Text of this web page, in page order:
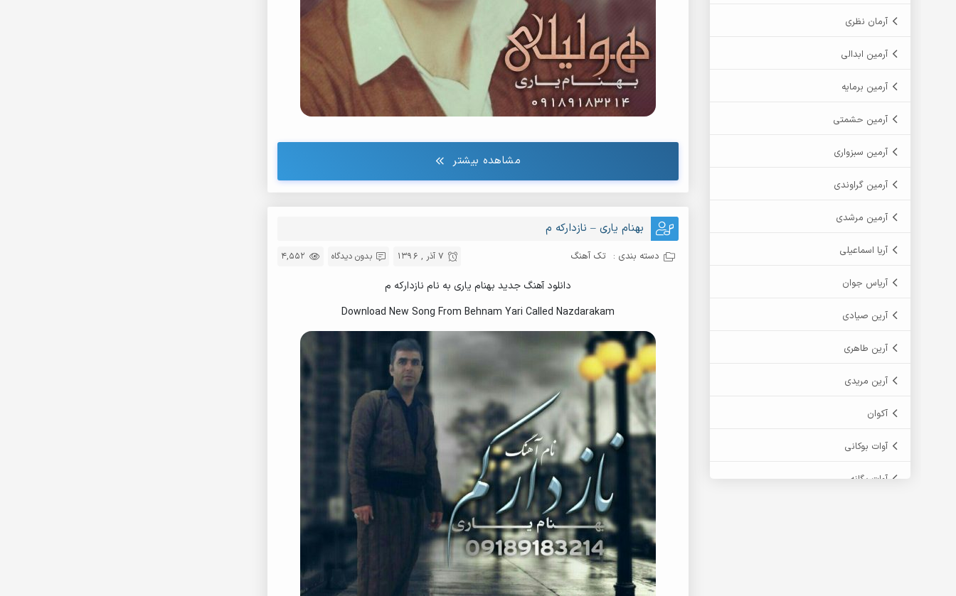
آرمان نظری
آرمین ابدالی
آرمین برمایه
آرمین حشمتی
آرمین سبزواری
آرمین گراوندی
آرمین مرشدی
آریا اسماعیلی
آریاس جوان
آرین صیادی
آرین طاهری
آرین مریدی
آکوان
آوات بوکانی
آوات یگانه
مشاهده بیشتر
بهنام یاری – نازدارکه م
دسته بندی : تک آهنگ 4,552 بدون دیدگاه 7 آذر , 1396
دانلود آهنگ جدید بهنام یاری به نام نازدارکه م
Download New Song From Behnam Yari Called Nazdarakam